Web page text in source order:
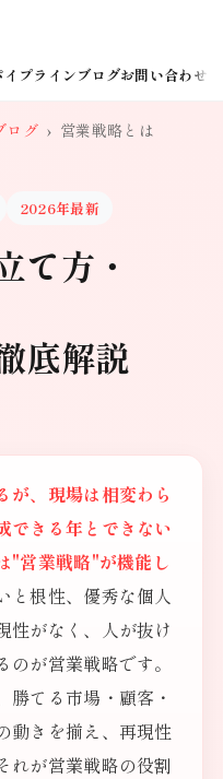
プラインブログお問い合わせ
ログ › 営業戦略とは
2026年最新
て方・
底解説
が、現場は相変わら
できる年とできない
営業戦略"が機能し
と根性、優秀な個人
性がなく、人が抜け
が営業戦略です。
勝てる市場・顧客・
動きを揃え、再現性
が営業戦略の役割